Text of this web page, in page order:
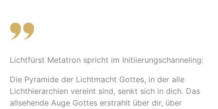
Lichtfürst Metatron spricht im Initiierungschanneling:
Die Pyramide der Lichtmacht Gottes, in der alle
Lichthierarchien vereint sind, senkt sich in dich. Das
allsehende Auge Gottes erstrahlt über dir, über